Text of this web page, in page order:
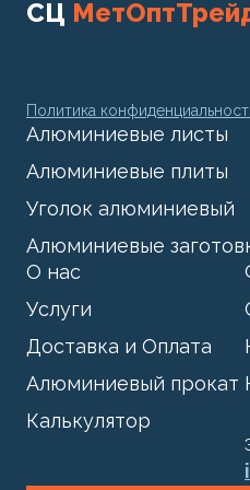
СЦ
Политика
Алюминиевые листы
Алюминиевые плиты
Уголок алюминиевый
Алюминиевые
О нас
Услуги
Доставка и Оплата
Алюминиевый прокат
Калькулятор